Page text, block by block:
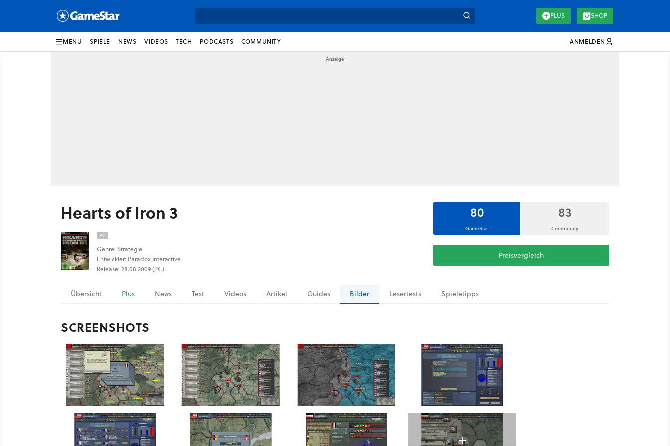
PLUS SHOP
MENU SPIELE NEWS VIDEOS TECH PODCASTS COMMUNITY ANMELDEN
Hearts of Iron 3
PC
Genre: Strategie
Entwickler: Paradox Interactive
Release: 28.08.2009 (PC)
80
GameStar
83
Community
Preisvergleich
Übersicht Plus News Test Videos Artikel Guides Bilder Lesertests Spieletipps
SCREENSHOTS